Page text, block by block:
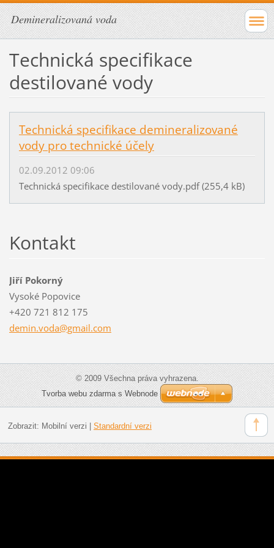
Demineralizovaná voda
Technická specifikace
destilované vody
Technická specifikace demineralizované
vody pro technické účely
02.09.2012 09:06
Technická specifikace destilované vody.pdf (255,4 kB)
Kontakt
Jiří Pokorný
Vysoké Popovice
+420 721 812 175
demin.voda@gmail.com
© 2009 Všechna práva vyhrazena.
Tvorba webu zdarma s Webnode
Zobrazit: Mobilní verzi | Standardní verzi